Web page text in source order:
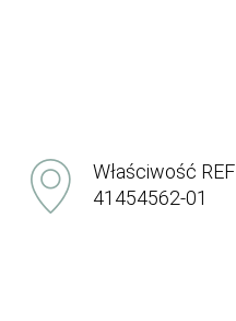
Właściwość REF
41454562-01